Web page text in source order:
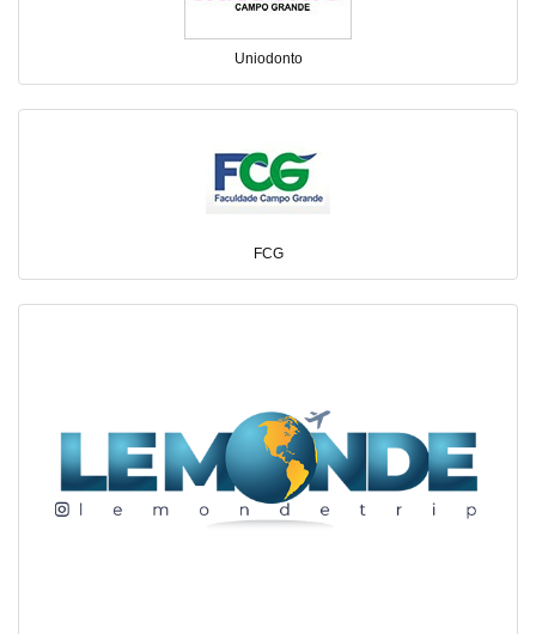
Uniodonto
FCG